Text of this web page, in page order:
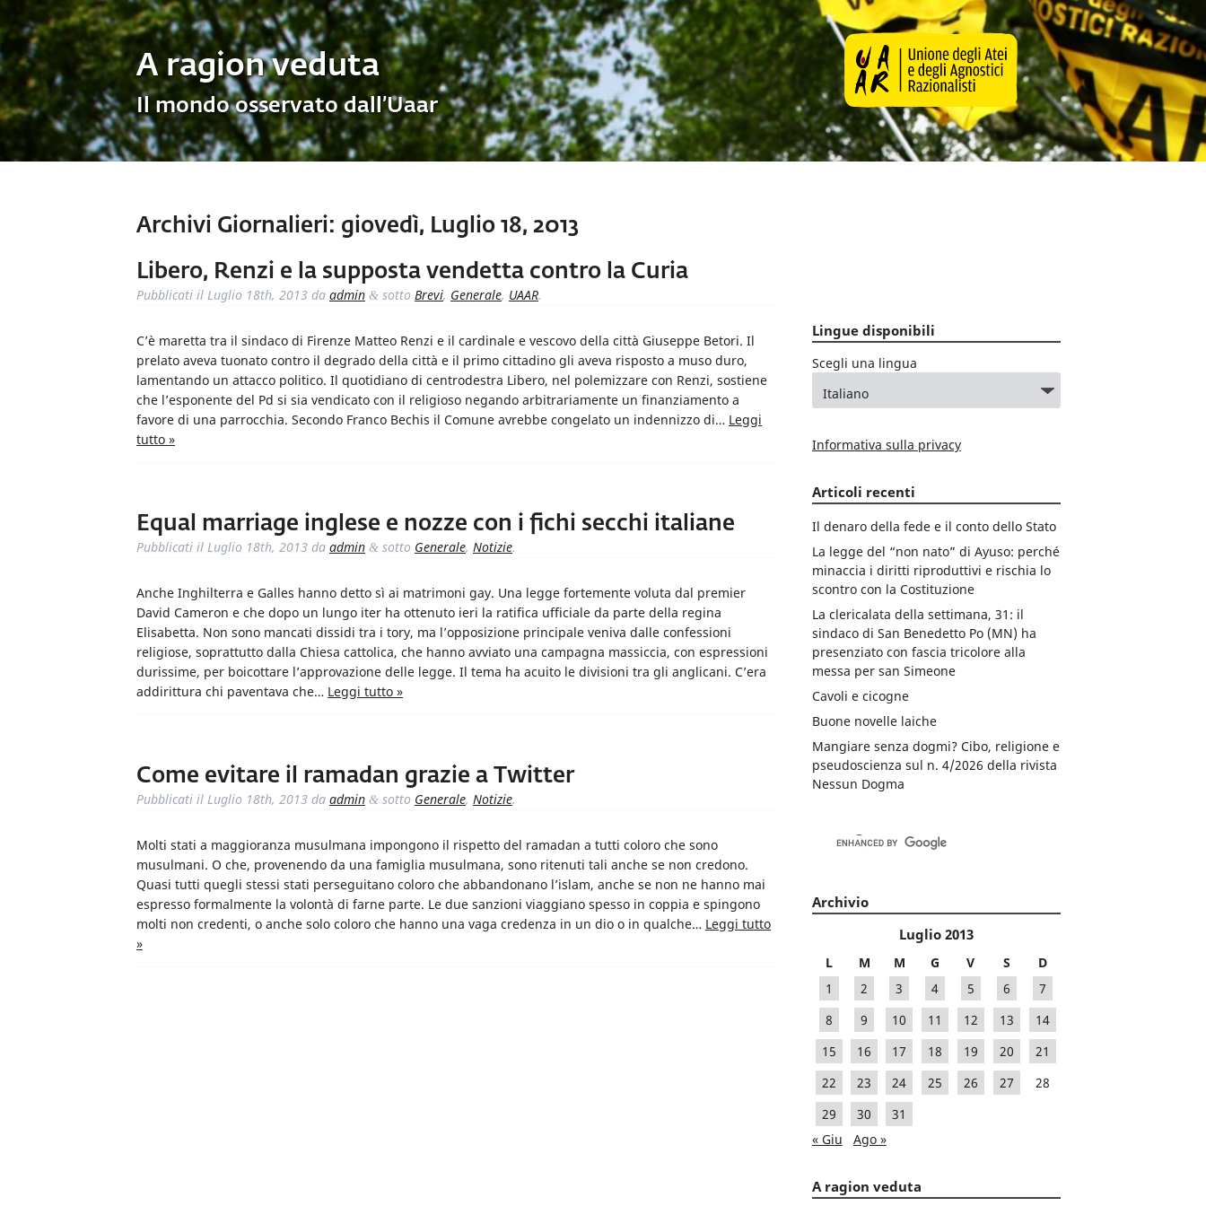
A ragion veduta
Il mondo osservato dall’Uaar
Archivi Giornalieri: giovedì, Luglio 18, 2013
Libero, Renzi e la supposta vendetta contro la Curia
Pubblicati il Luglio 18th, 2013 da admin & sotto Brevi, Generale, UAAR.
C’è maretta tra il sindaco di Firenze Matteo Renzi e il cardinale e vescovo della città Giuseppe Betori. Il
prelato aveva tuonato contro il degrado della città e il primo cittadino gli aveva risposto a muso duro,
lamentando un attacco politico. Il quotidiano di centrodestra Libero, nel polemizzare con Renzi, sostiene
che l’esponente del Pd si sia vendicato con il religioso negando arbitrariamente un finanziamento a
favore di una parrocchia. Secondo Franco Bechis il Comune avrebbe congelato un indennizzo di… Leggi
tutto »
Equal marriage inglese e nozze con i fichi secchi italiane
Pubblicati il Luglio 18th, 2013 da admin & sotto Generale, Notizie.
Anche Inghilterra e Galles hanno detto sì ai matrimoni gay. Una legge fortemente voluta dal premier
David Cameron e che dopo un lungo iter ha ottenuto ieri la ratifica ufficiale da parte della regina
Elisabetta. Non sono mancati dissidi tra i tory, ma l’opposizione principale veniva dalle confessioni
religiose, soprattutto dalla Chiesa cattolica, che hanno avviato una campagna massiccia, con espressioni
durissime, per boicottare l’approvazione delle legge. Il tema ha acuito le divisioni tra gli anglicani. C’era
addirittura chi paventava che… Leggi tutto »
Come evitare il ramadan grazie a Twitter
Pubblicati il Luglio 18th, 2013 da admin & sotto Generale, Notizie.
Molti stati a maggioranza musulmana impongono il rispetto del ramadan a tutti coloro che sono
musulmani. O che, provenendo da una famiglia musulmana, sono ritenuti tali anche se non credono.
Quasi tutti quegli stessi stati perseguitano coloro che abbandonano l’islam, anche se non ne hanno mai
espresso formalmente la volontà di farne parte. Le due sanzioni viaggiano spesso in coppia e spingono
molti non credenti, o anche solo coloro che hanno una vaga credenza in un dio o in qualche… Leggi tutto
»
Lingue disponibili
Scegli una lingua
Informativa sulla privacy
Articoli recenti
Il denaro della fede e il conto dello Stato
La legge del “non nato” di Ayuso: perché
minaccia i diritti riproduttivi e rischia lo
scontro con la Costituzione
La clericalata della settimana, 31: il
sindaco di San Benedetto Po (MN) ha
presenziato con fascia tricolore alla
messa per san Simeone
Cavoli e cicogne
Buone novelle laiche
Mangiare senza dogmi? Cibo, religione e
pseudoscienza sul n. 4/2026 della rivista
Nessun Dogma
Archivio
Luglio 2013
L M M G V S
D
1
2 3 4 5 6
7
8
9 10 11 12 13
14
15
16 17 18 19 20
21
22
23 24 25 26 27
28
29
30
31
« Giu
Ago »
A ragion veduta